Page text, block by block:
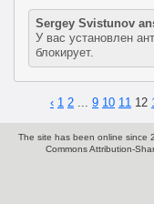
Sergey Svistunov
У вас установлен
блокирует.
‹ 1 2 ... 9 10 11 12
The site has been online since
Commons Attribution-